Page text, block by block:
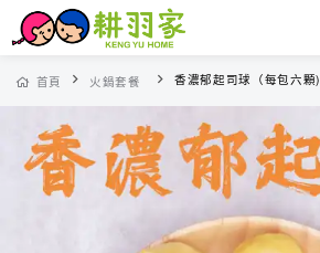
首頁 火鍋套餐 香濃郁起司球（每包六顆)